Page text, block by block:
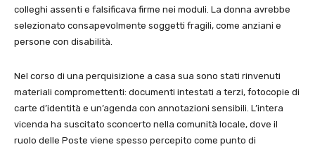
colleghi assenti e falsificava firme nei moduli. La donna avrebbe
selezionato consapevolmente soggetti fragili, come anziani e
persone con disabilità.
Nel corso di una perquisizione a casa sua sono stati rinvenuti
materiali compromettenti: documenti intestati a terzi, fotocopie di
carte d’identità e un’agenda con annotazioni sensibili. L’intera
vicenda ha suscitato sconcerto nella comunità locale, dove il
ruolo delle Poste viene spesso percepito come punto di